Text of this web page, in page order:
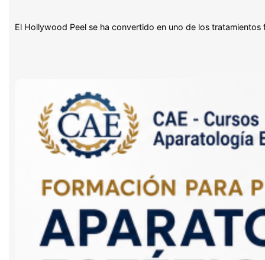
El Hollywood Peel se ha convertido en uno de los tratamientos